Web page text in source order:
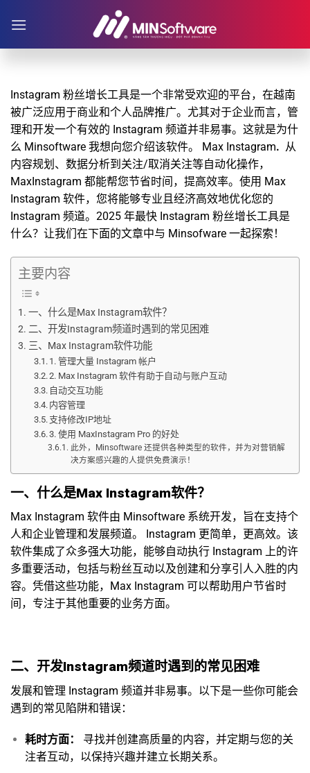
Instagram 粉丝增长工具是一个非常受欢迎的平台，在越南
被广泛应用于商业和个人品牌推广。尤其对于企业而言，管
理和开发一个有效的 Instagram 频道并非易事。这就是为什
么 Minsoftware 我想向您介绍该软件。 Max Instagram. 从
内容规划、数据分析到关注/取消关注等自动化操作，
MaxInstagram 都能帮您节省时间，提高效率。使用 Max
Instagram 软件，您将能够专业且经济高效地优化您的
Instagram 频道。2025 年最快 Instagram 粉丝增长工具是
什么？让我们在下面的文章中与 Minsofware 一起探索！
主要内容
一、什么是Max Instagram软件？
二、开发Instagram频道时遇到的常见困难
三、Max Instagram软件功能
1. 管理大量 Instagram 帐户
2. Max Instagram 软件有助于自动与账户互动
自动交互功能
内容管理
支持修改IP地址
3. 使用 MaxInstagram Pro 的好处
此外，Minsoftware 还提供各种类型的软件，并为对营销解
决方案感兴趣的人提供免费演示！
一、什么是Max Instagram软件？
Max Instagram 软件由 Minsoftware 系统开发，旨在支持个
人和企业管理和发展频道。
Instagram 更简单，更高效。该
软件集成了众多强大功能，能够自动执行 Instagram 上的许
多重要活动，包括与粉丝互动以及创建和分享引人入胜的内
容。凭借这些功能，Max Instagram 可以帮助用户节省时
间，专注于其他重要的业务方面。
二、开发Instagram频道时遇到的常见困难
发展和管理 Instagram 频道并非易事。以下是一些你可能会
遇到的常见陷阱和错误：
耗时方面： 寻找并创建高质量的内容，并定期与您的关
注者互动，以保持兴趣并建立长期关系。